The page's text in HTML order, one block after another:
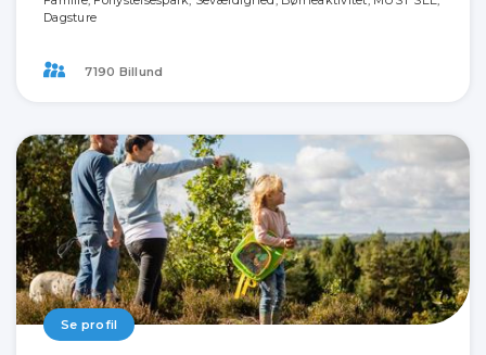
Dagsture
7190 Billund
Se profil